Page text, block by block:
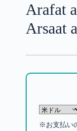
Arafat
Arsaat
※お支払い